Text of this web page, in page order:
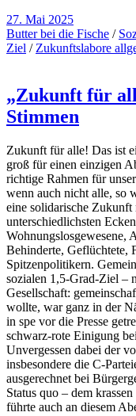
27. Mai 2025
Butter bei die Fische /
Ziel / Zukunftslabore
„Zukunft für
Stimmen
Zukunft für alle! Das ist
groß für einen einzigen
richtige Rahmen für
wenn auch nicht alle, so
eine solidarische Zukunft
unterschiedlichsten
Wohnungslosgewesene,
Behinderte, Geflüchtete,
Spitzenpolitikern.
sozialen 1,5-Grad-Ziel –
Gesellschaft:
wollte, war ganz in der
in spe vor die Presse
schwarz-rote Einigung
Unvergessen dabei der
insbesondere die C-
ausgerechnet bei
Status quo – dem
führte auch an diesem